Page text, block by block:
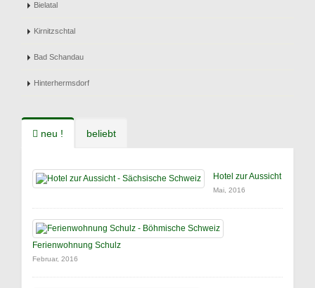
Bielatal
Kirnitzschtal
Bad Schandau
Hinterhermsdorf
neu ! beliebt
Hotel zur Aussicht
Mai, 2016
Ferienwohnung Schulz
Februar, 2016